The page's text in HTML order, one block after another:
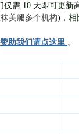
需 10 天即可更新
美腿多个机构)，相
赞助我们请点这里 。